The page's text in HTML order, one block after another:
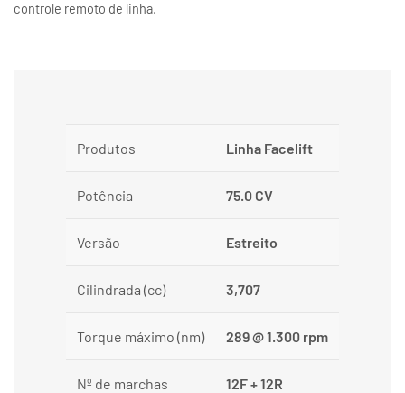
controle remoto de linha.
Produtos Linha Facelift
Potência 75.0 CV
Versão Estreito
Cilindrada (cc) 3,707
Torque máximo (nm) 289 @ 1.300 rpm
Nº de marchas 12F + 12R